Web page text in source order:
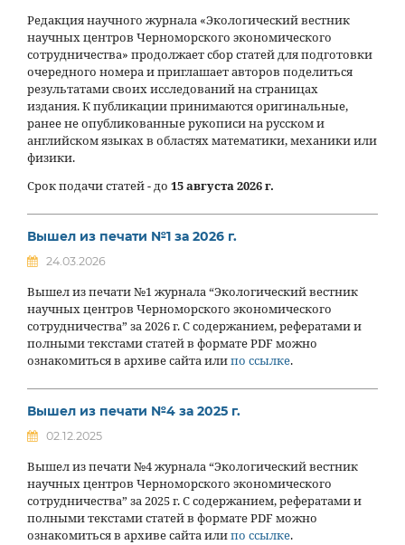
Редакция научного журнала «Экологический вестник
научных центров Черноморского экономического
сотрудничества» продолжает сбор статей для подготовки
очередного номера и приглашает авторов поделиться
результатами своих исследований на страницах
издания. К публикации принимаются оригинальные,
ранее не опубликованные рукописи на русском и
английском языках в областях математики, механики или
физики.
Срок подачи статей - до 15 августа 2026 г.
Вышел из печати №1 за 2026 г.
24.03.2026
Вышел из печати №1 журнала “Экологический вестник
научных центров Черноморского экономического
сотрудничества” за 2026 г. С содержанием, рефератами и
полными текстами статей в формате PDF можно
ознакомиться в архиве сайта илипо ссылке.
Вышел из печати №4 за 2025 г.
02.12.2025
Вышел из печати №4 журнала “Экологический вестник
научных центров Черноморского экономического
сотрудничества” за 2025 г. С содержанием, рефератами и
полными текстами статей в формате PDF можно
ознакомиться в архиве сайта илипо ссылке.